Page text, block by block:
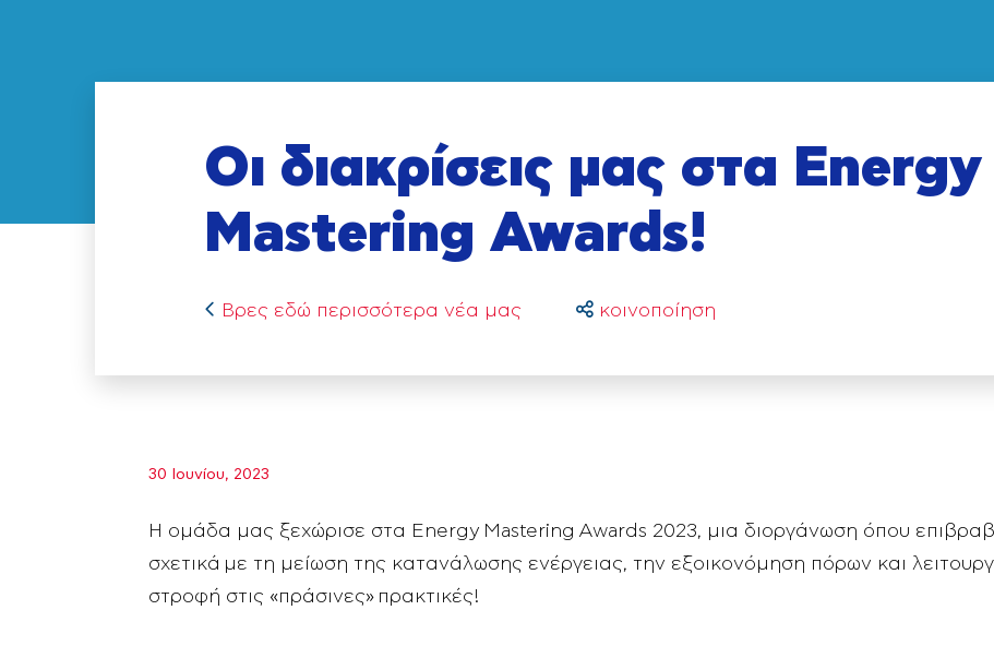
Οι διακρίσεις μας στα Energy
Mastering Awards!
Βρες εδώ περισσότερα νέα μας κοινοποίηση
30 Ιουνίου, 2023
Η ομάδα μας ξεχώρισε στα Energy Mastering Awards 2023, μια διοργάνωση όπου
σχετικά με τη μείωση της κατανάλωσης ενέργειας, την εξοικονόμηση πόρων και
στροφή στις «πράσινες» πρακτικές!